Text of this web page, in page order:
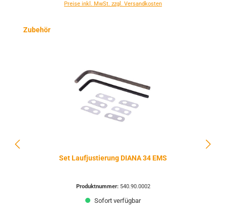
Preise inkl. MwSt. zzgl. Versandkosten
Produktgalerie überspringen
Zubehör
Set Laufjustierung DIANA 34 EMS
Produktnummer: 540.90.0002
Sofort verfügbar